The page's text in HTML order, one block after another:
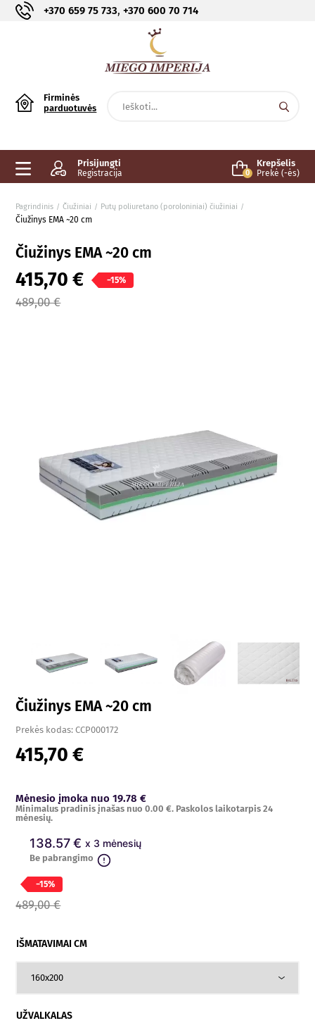
+370 659 75 733,+370 600 70 714
Firminės
parduotuvės
Prisijungti
Registracija 0
Krepšelis
Prekė (-ės)
Pagrindinis Čiužiniai Putų poliuretano (poroloniniai) čiužiniai
Čiužinys EMA ~20 cm
Čiužinys EMA ~20 cm
415,70 € −15%
489,00 €
Čiužinys EMA ~20 cm
Prekės kodas:CCP000172
415,70 €
Mėnesio įmoka nuo 19.78 €
Minimalus pradinis įnašas nuo 0.00 €. Paskolos laikotarpis 24
mėnesių.
138.57 € x 3 mėnesių
Be pabrangimo
−15%
489,00 €
IŠMATAVIMAI CM
UŽVALKALAS